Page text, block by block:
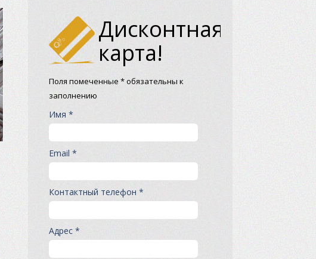
Дисконтная
карта!
Поля помеченные * обязательны к
заполнению
Имя *
Email *
Контактный телефон *
Адрес *